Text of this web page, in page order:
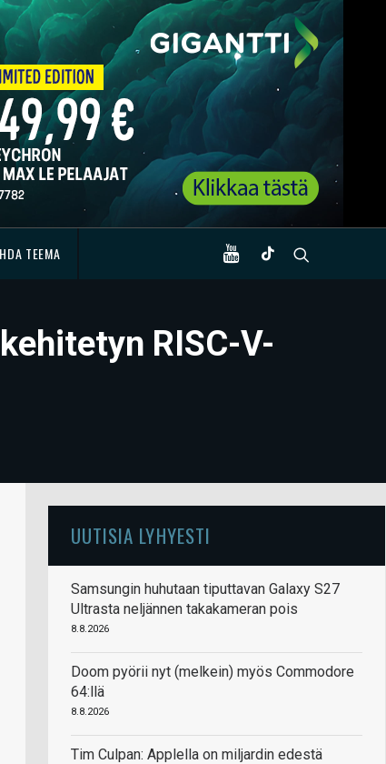
TEEMA
RISC-V-
UUTISIA LYHYESTI
Samsungin huhutaan tiputtavan Galaxy S27
Ultrasta neljännen takakameran pois
8.8.2026
Doom pyörii nyt (melkein) myös Commodore
64:llä
8.8.2026
Tim Culpan: Applella on miljardin edestä